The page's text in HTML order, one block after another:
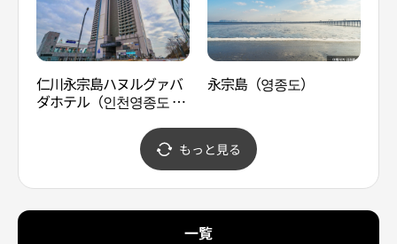
仁川永宗島ハヌルグァバ
ダホテル（인천영종도 하
永宗島（영종도）
もっと見る
一覧